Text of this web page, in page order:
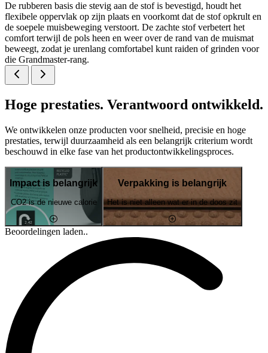
De rubberen basis die stevig aan de stof is bevestigd, houdt het
flexibele oppervlak op zijn plaats en voorkomt dat de stof opkrult en
de soepele muisbeweging verstoort. De zachte stof verbetert het
comfort terwijl de pols heen en weer over de rand van de muismat
beweegt, zodat je urenlang comfortabel kunt raiden of grinden voor
die Grandmaster-rang.
Hoge prestaties. Verantwoord ontwikkeld.
We ontwikkelen onze producten voor snelheid, precisie en hoge
prestaties, terwijl duurzaamheid als een belangrijk criterium wordt
beschouwd in elke fase van het productontwikkelingsproces.
Impact is belangrijk
CO2 is de nieuwe calorie
Verpakking is belangrijk
Het is niet alleen wat er in de doos zit
Beoordelingen laden..